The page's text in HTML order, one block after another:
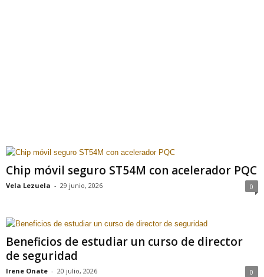
Chip móvil seguro ST54M con acelerador PQC
Vela Lezuela - 29 junio, 2026 0
Beneficios de estudiar un curso de director
de seguridad
Irene Onate - 20 julio, 2026 0